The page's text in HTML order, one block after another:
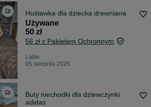
Huśtawka dla dziecka drewniana
Używane
50 zł
56 zł z Pakietem Ochronnym
Laliki
05 sierpnia 2026
Buty niechodki dla dziewczynki
adidas